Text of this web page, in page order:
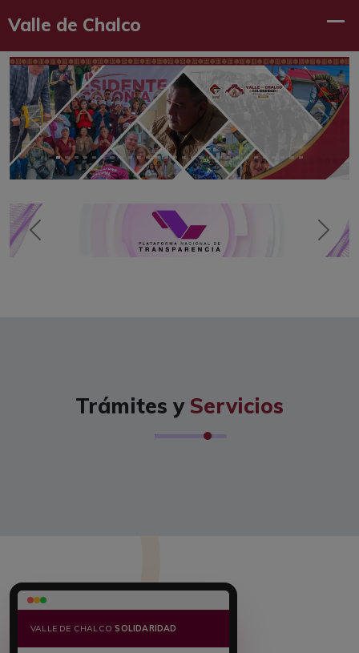
Previous Next
Previous Next
Trámites y Servicios
VALLE DE CHALCOSOLIDARIDAD